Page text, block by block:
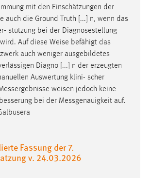
mit den Einschätzungen der
auch die Ground Truth [...] n, wenn das
stützung bei der Diagnosestellung
Auf diese Weise befähigt das
auch weniger ausgebildetes
Diagno [...] n der erzeugten
Auswertung klini- scher
weisen jedoch keine
bei der Messgenauigkeit auf.
Fassung der 7.
v. 24.03.2026